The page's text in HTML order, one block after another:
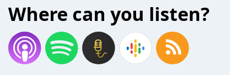
Where can you listen?